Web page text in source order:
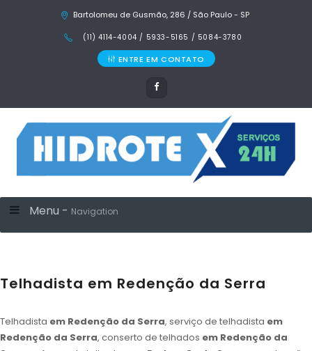
Bartolomeu de Gusmão, 286 / São Paulo - SP
(11) 4114-4004 / 5933-5165 / 5084-3780
ENTRE EM CONTATO
Menu - Navigation
Telhadista em Redenção da Serra
Telhadista em Redenção da Serra, serviço de telhadista em
Redenção da Serra, conserto de telhados em Redenção da